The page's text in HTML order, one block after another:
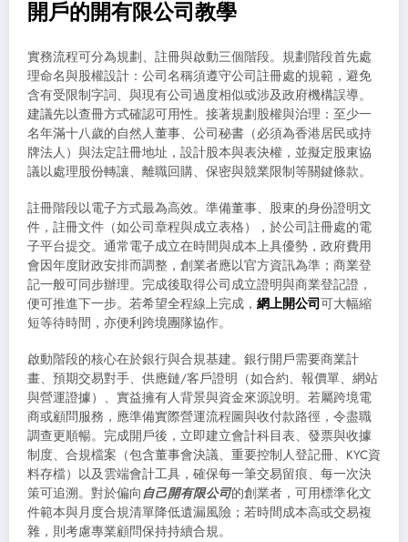
開戶的開有限公司教學
實務流程可分為規劃、註冊與啟動三個階段。規劃階段首先處
理命名與股權設計：公司名稱須遵守公司註冊處的規範，避免
含有受限制字詞、與現有公司過度相似或涉及政府機構誤導。
建議先以查冊方式確認可用性。接著規劃股權與治理：至少一
名年滿十八歲的自然人董事、公司秘書（必須為香港居民或持
牌法人）與法定註冊地址，設計股本與表決權，並擬定股東協
議以處理股份轉讓、離職回購、保密與競業限制等關鍵條款。
註冊階段以電子方式最為高效。準備董事、股東的身份證明文
件，註冊文件（如公司章程與成立表格），於公司註冊處的電
子平台提交。通常電子成立在時間與成本上具優勢，政府費用
會因年度財政安排而調整，創業者應以官方資訊為準；商業登
記一般可同步辦理。完成後取得公司成立證明與商業登記證，
便可推進下一步。若希望全程線上完成， 網上開公司可大幅縮
短等待時間，亦便利跨境團隊協作。
啟動階段的核心在於銀行與合規基建。銀行開戶需要商業計
畫、預期交易對手、供應鏈/客戶證明（如合約、報價單、網站
與營運證據）、實益擁有人背景與資金來源說明。若屬跨境電
商或顧問服務，應準備實際營運流程圖與收付款路徑，令盡職
調查更順暢。完成開戶後，立即建立會計科目表、發票與收據
制度、合規檔案（包含董事會決議、重要控制人登記冊、KYC資
料存檔）以及雲端會計工具，確保每一筆交易留痕、每一次決
策可追溯。對於偏向自己開有限公司的創業者，可用標準化文
件範本與月度合規清單降低遺漏風險；若時間成本高或交易複
雜，則考慮專業顧問保持持續合規。